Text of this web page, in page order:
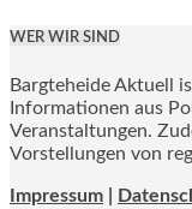
WER WIR SIND
Bargteheide Aktuell
Informationen aus
Veranstaltungen.
Vorstellungen von
Impressum